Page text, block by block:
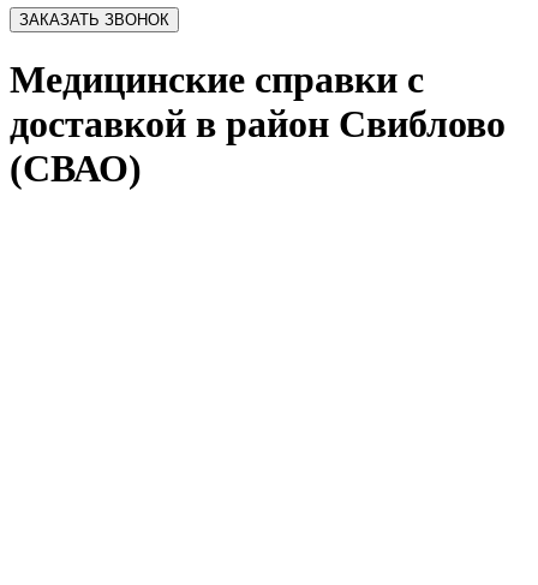
Медицинские справки с
доставкой в район Свиблово
(СВАО)